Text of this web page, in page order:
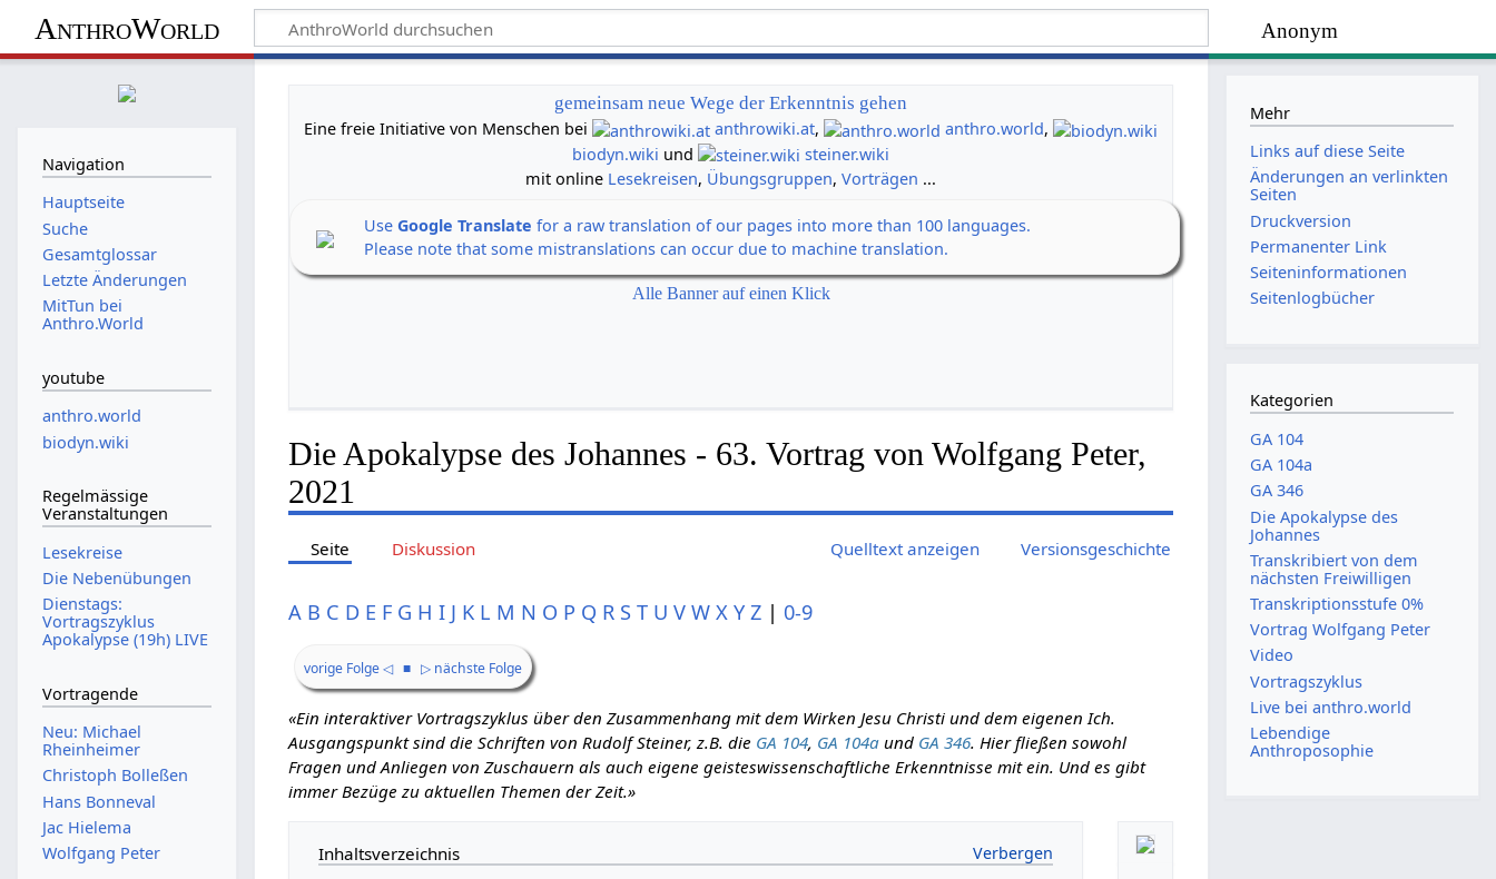
Anonym
AnthroWorld
gemeinsam neue Wege der Erkenntnis gehen
Eine freie Initiative von Menschen bei
anthrowiki.at, anthro.world,
biodyn.wiki und
steiner.wiki
mit online Lesekreisen, Übungsgruppen,Vorträgen ...
UseGoogle Translate for a raw translation of our pages into more than 100 languages.
Please note that some mistranslations can occur due to machine translation.
Alle Banner auf einen Klick
Die Apokalypse des Johannes - 63. Vortrag von Wolfgang Peter,
2021
Seite Diskussion Quelltext anzeigen Versionsgeschichte
A B C D E F G H I J K L M N O P Q R S T U V W X Y Z | 0-9
vorige Folge ◁ ■ ▷ nächste Folge
«Ein interaktiver Vortragszyklus über den Zusammenhang mit dem Wirken Jesu Christi und dem eigenen Ich.
Ausgangspunkt sind die Schriften von Rudolf Steiner, z.B. die GA 104, GA 104a und GA 346. Hier fließen sowohl
Fragen und Anliegen von Zuschauern als auch eigene geisteswissenschaftliche Erkenntnisse mit ein. Und es gibt
immer Bezüge zu aktuellen Themen der Zeit.»
Inhaltsverzeichnis
Navigation
Hauptseite
Suche
Gesamtglossar
Letzte Änderungen
MitTun bei
Anthro.World
youtube
anthro.world
biodyn.wiki
Regelmässige
Veranstaltungen
Lesekreise
Die Nebenübungen
Dienstags:
Vortragszyklus
Apokalypse (19h) LIVE
Vortragende
Neu: Michael
Rheinheimer
Christoph Bolleßen
Hans Bonneval
Jac Hielema
Wolfgang Peter
Mehr
Links auf diese Seite
Änderungen an verlinkten
Seiten
Druckversion
Permanenter Link
Seiten­­informationen
Seitenlogbücher
Kategorien
GA 104
GA 104a
GA 346
Die Apokalypse des
Johannes
Transkribiert von dem
nächsten Freiwilligen
Transkriptionsstufe 0%
Vortrag Wolfgang Peter
Video
Vortragszyklus
Live bei anthro.world
Lebendige
Anthroposophie